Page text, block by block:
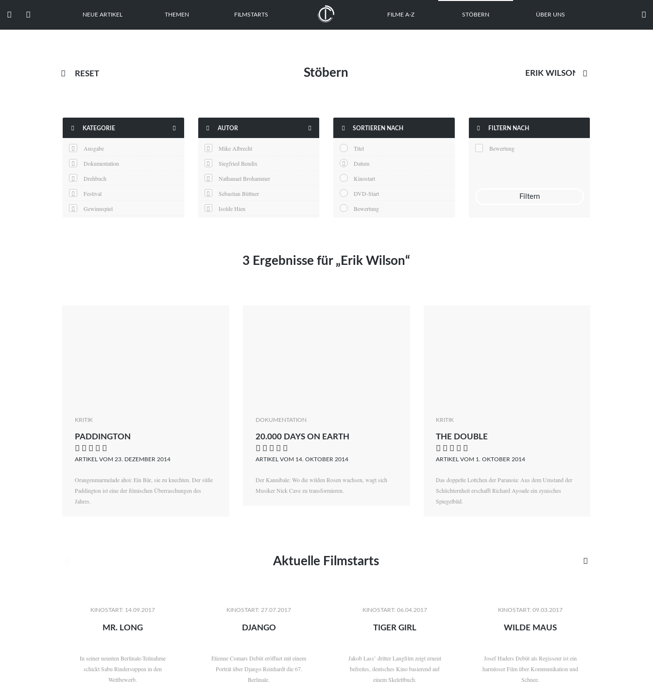
  NEUE ARTIKEL THEMEN FILMSTARTS FILME A-Z STÖBERN ÜBER UNS 
 RESET Stöbern 
 KATEGORIE 
Ausgabe
Dokumentation
Drehbuch
Festival
Gewinnspiel
 AUTOR 
Mike Albrecht
Siegfried Bendix
Nathanael Brohammer
Sebastian Büttner
Isolde Hien
Magdalena Zalewski
 SORTIEREN NACH
Titel
Datum
Kinostart
DVD-Start
Bewertung
 FILTERN NACH
Bewertung
Filtern
3 Ergebnisse für „Erik Wilson“
KRITIK
PADDINGTON
    
ARTIKEL VOM 23. DEZEMBER 2014
Orangenmarmelade ahoi: Ein Bär, sie zu knechten. Der süße
Paddington ist eine der filmischen Überraschungen des
Jahres.
DOKUMENTATION
20.000 DAYS ON EARTH
    
ARTIKEL VOM 14. OKTOBER 2014
Der Kannibale: Wo die wilden Rosen wachsen, wagt sich
Musiker Nick Cave zu transformieren.
KRITIK
THE DOUBLE
    
ARTIKEL VOM 1. OKTOBER 2014
Das doppelte Lottchen der Paranoia: Aus dem Umstand der
Schüchternheit erschafft Richard Ayoade ein zynisches
Spiegelbild.
Aktuelle Filmstarts 
KINOSTART: 14.09.2017
MR. LONG
In seiner neunten Berlinale-Teilnahme
schickt Sabu Rindersuppen in den
Wettbewerb.
KINOSTART: 27.07.2017
DJANGO
Étienne Comars Debüt eröffnet mit einem
Porträt über Django Reinhardt die 67.
Berlinale.
KINOSTART: 06.04.2017
TIGER GIRL
Jakob Lass’ dritter Langfilm zeigt erneut
befreites, deutsches Kino basierend auf
einem Skelettbuch.
KINOSTART: 09.03.2017
WILDE MAUS
Josef Haders Debüt als Regisseur ist ein
harmloser Film über Kommunikation und
Schnee.